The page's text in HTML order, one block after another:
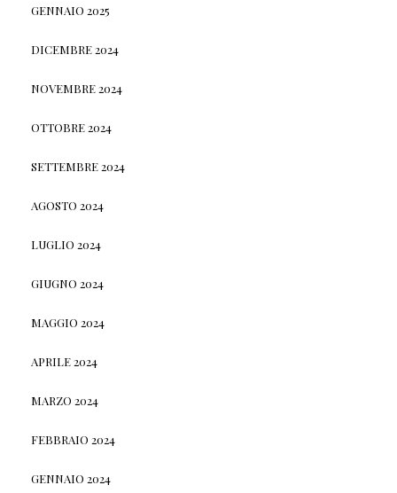
GENNAIO 2025
DICEMBRE 2024
NOVEMBRE 2024
OTTOBRE 2024
SETTEMBRE 2024
AGOSTO 2024
LUGLIO 2024
GIUGNO 2024
MAGGIO 2024
APRILE 2024
MARZO 2024
FEBBRAIO 2024
GENNAIO 2024